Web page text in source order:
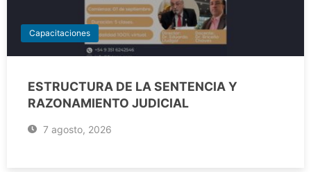
Capacitaciones
ESTRUCTURA DE LA SENTENCIA Y
RAZONAMIENTO JUDICIAL
7 agosto, 2026